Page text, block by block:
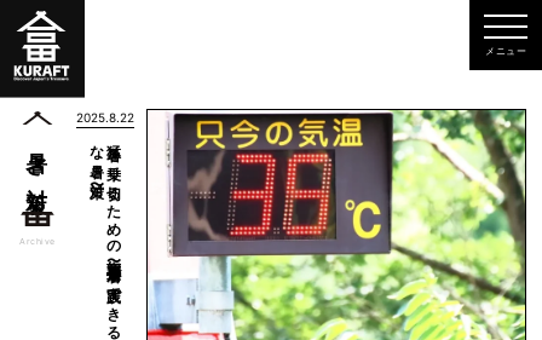
暑さ対策
Archive
2025.8.22
猛暑を
乗り
切る
た
め
の
知恵〜都会生活者が
実践で
き
る
効果的
な
暑さ
対策〜